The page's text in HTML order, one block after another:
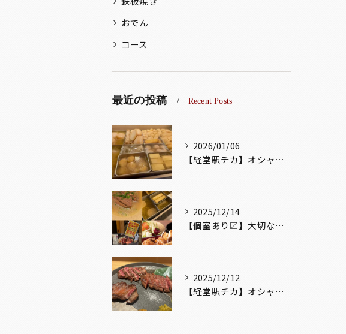
おでん
コース
最近の投稿 Recent Posts
2026/01/06
【経堂駅チカ】オシャレ居酒屋🏮出汁が美味しいおでんがオススメ...
2025/12/14
【個室あり〼】大切な記念日、お祝い事でのご来店ぜひお待ちして...
2025/12/12
【経堂駅チカ】オシャレ居酒屋🏮自慢のお肉が楽しめる🐃お得なコ...